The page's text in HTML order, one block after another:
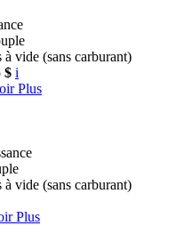
à vide (sans carburant)
$ i
Plus
à vide (sans carburant)
Plus